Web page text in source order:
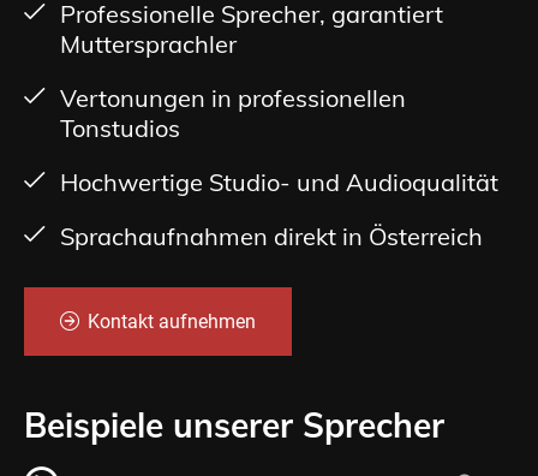
Professionelle Sprecher, garantiert
Muttersprachler
Vertonungen in professionellen
Tonstudios
Hochwertige Studio- und Audioqualität
Sprachaufnahmen direkt in Österreich
Kontakt aufnehmen
Beispiele unserer Sprecher